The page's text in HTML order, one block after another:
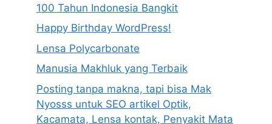
100 Tahun Indonesia Bangkit
Happy Birthday WordPress!
Lensa Polycarbonate
Manusia Makhluk yang Terbaik
Posting tanpa makna, tapi bisa Mak
Nyosss untuk SEO artikel Optik,
Kacamata, Lensa kontak, Penyakit Mata